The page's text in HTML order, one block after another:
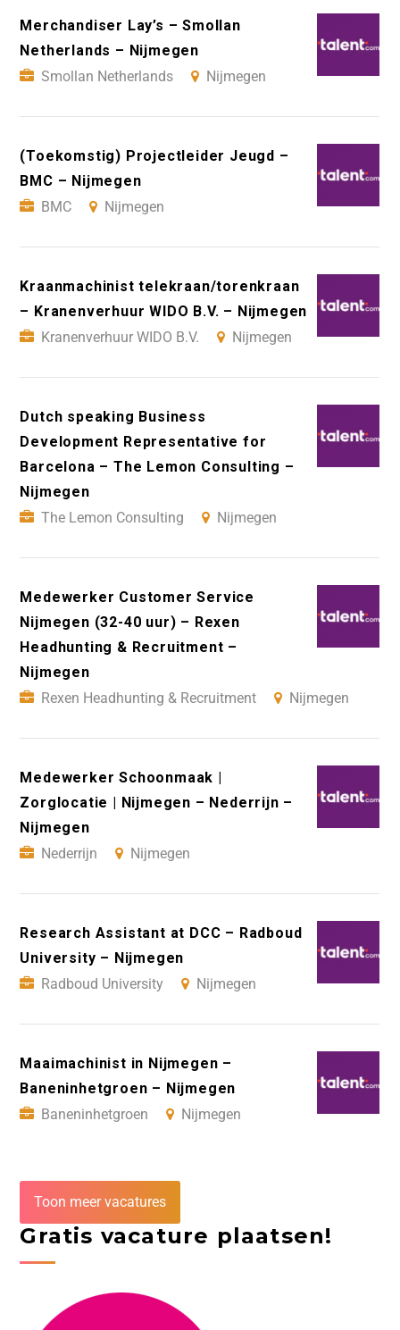
Merchandiser Lay’s – Smollan
Netherlands – Nijmegen
Smollan Netherlands
Nijmegen
(Toekomstig) Projectleider Jeugd –
BMC – Nijmegen
BMC
Nijmegen
Kraanmachinist telekraan/torenkraan
– Kranenverhuur WIDO B.V. – Nijmegen
Kranenverhuur WIDO B.V.
Nijmegen
Dutch speaking Business
Development Representative for
Barcelona – The Lemon Consulting –
Nijmegen
The Lemon Consulting
Nijmegen
Medewerker Customer Service
Nijmegen (32-40 uur) – Rexen
Headhunting & Recruitment –
Nijmegen
Rexen Headhunting & Recruitment
Nijmegen
Medewerker Schoonmaak |
Zorglocatie | Nijmegen – Nederrijn –
Nijmegen
Nederrijn
Nijmegen
Research Assistant at DCC – Radboud
University – Nijmegen
Radboud University
Nijmegen
Maaimachinist in Nijmegen –
Baneninhetgroen – Nijmegen
Baneninhetgroen
Nijmegen
Toon meer vacatures
Gratis vacature plaatsen!